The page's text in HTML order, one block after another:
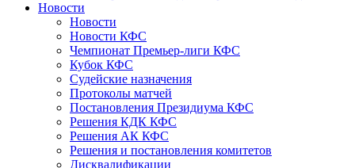
Новости
Новости
Новости КФС
Чемпионат Премьер-лиги КФС
Кубок КФС
Судейские назначения
Протоколы матчей
Постановления Президиума КФС
Решения КДК КФС
Решения АК КФС
Решения и постановления комитетов
Дисквалификации